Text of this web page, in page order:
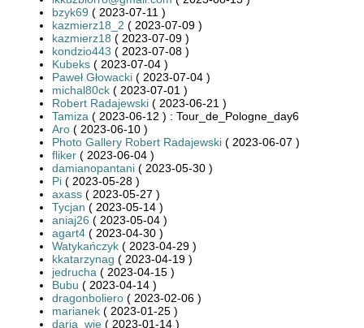
bzyk69 ( 2023-07-11 )
kazmierz18_2 ( 2023-07-09 )
kazmierz18 ( 2023-07-09 )
kondzio443 ( 2023-07-08 )
Kubeks ( 2023-07-04 )
Paweł Głowacki ( 2023-07-04 )
michal80ck ( 2023-07-01 )
Robert Radajewski ( 2023-06-21 )
Tamiza ( 2023-06-12 ) : Tour_de_Pologne_day6
Aro ( 2023-06-10 )
Photo Gallery Robert Radajewski ( 2023-06-07 )
fliker ( 2023-06-04 )
damianopantani ( 2023-05-30 )
Pi ( 2023-05-28 )
axass ( 2023-05-27 )
Tycjan ( 2023-05-14 )
aniaj26 ( 2023-05-04 )
agart4 ( 2023-04-30 )
Watykańczyk ( 2023-04-29 )
kkatarzynag ( 2023-04-19 )
jedrucha ( 2023-04-15 )
Bubu ( 2023-04-14 )
dragonboliero ( 2023-02-06 )
marianek ( 2023-01-25 )
daria_wie ( 2023-01-14 )